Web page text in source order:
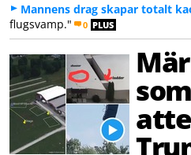
Mannens drag skapar totalt
flugsvamp."
0 PLUS